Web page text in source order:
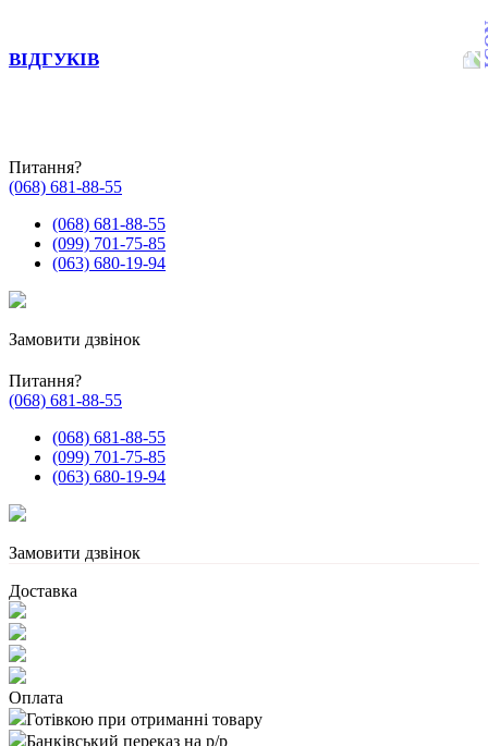
ВІДГУКІВ
Питання?
(068) 681-88-55
(068) 681-88-55
(099) 701-75-85
(063) 680-19-94
Замовити дзвінок
Питання?
(068) 681-88-55
(068) 681-88-55
(099) 701-75-85
(063) 680-19-94
Замовити дзвінок
Доставка
Оплата
Готівкою при отриманні товару
Банківський переказ на р/р